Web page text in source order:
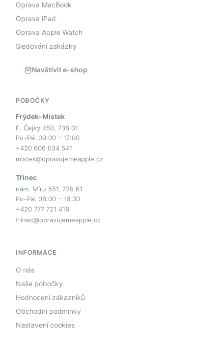
Oprava MacBook
Oprava iPad
Oprava Apple Watch
Sledování zakázky
Navštívit e-shop
POBOČKY
Frýdek-Místek
F. Čejky 450, 738 01
Po–Pá: 09:00 – 17:00
+420 606 034 541
mistek@opravujemeapple.cz
Třinec
nám. Míru 551, 739 61
Po–Pá: 08:00 – 16:30
+420 777 721 418
trinec@opravujemeapple.cz
INFORMACE
O nás
Naše pobočky
Hodnocení zákazníků
Obchodní podmínky
Nastavení cookies